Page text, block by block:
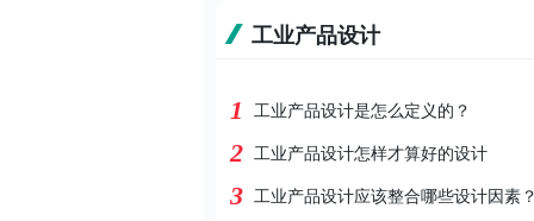
工业产品设计
1 工业产品设计是怎么定义的？
2 工业产品设计怎样才算好的设计
3 工业产品设计应该整合哪些设计因素